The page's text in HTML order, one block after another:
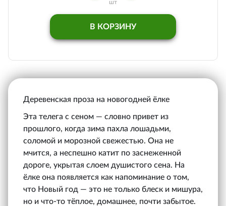
шт
В КОРЗИНУ
Деревенская проза на новогодней ёлке
Эта телега с сеном — словно привет из
прошлого, когда зима пахла лошадьми,
соломой и морозной свежестью. Она не
мчится, а неспешно катит по заснеженной
дороге, укрытая слоем душистого сена. На
ёлке она появляется как напоминание о том,
что Новый год — это не только блеск и мишура,
но и что-то тёплое, домашнее, почти забытое.